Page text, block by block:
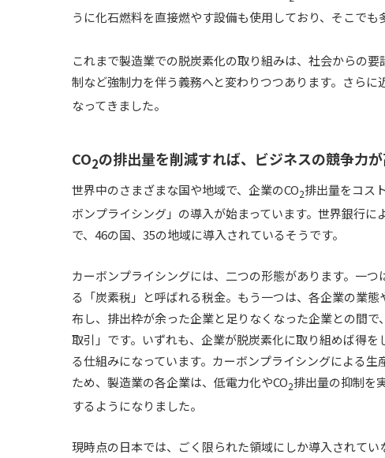
うに化石燃料を直接燃やす設備も使用しており、そこでも
これまで製造業での脱炭素化の取り組みは、社会からの
制など強制力を伴う義務へと変わりつつあります。さらに
なってきました。
CO2の排出量を削減すれば、ビジネスの競争力
世界中のさまざまな国や地域で、企業のCO2排出量をコス
ボンプライシング」の導入が始まっています。世界銀行に
で、46の国、35の地域に導入されているそうです。
カーボンプライシングには、二つの形態があります。一
る「炭素税」と呼ばれる税金。もう一つは、各企業の業
布し、排出枠が余った企業と足りなくなった企業との間
取引」です。いずれも、企業が脱炭素化に取り組めば得
る仕組みになっています。カーボンプライシングによる生
ため、製造業の各企業は、低電力化やCO2排出量の抑制を
するようになりました。
現時点の日本では、ごく限られた領域にしか導入されて